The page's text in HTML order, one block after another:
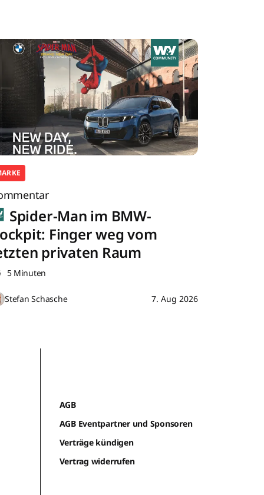
Spider-Man im BMW-
Finger weg vom
privaten Raum
5 Minuten
Stefan Schasche 7. Aug 2026
AGB
AGB Eventpartner und Sponsoren
Verträge kündigen
Vertrag widerrufen